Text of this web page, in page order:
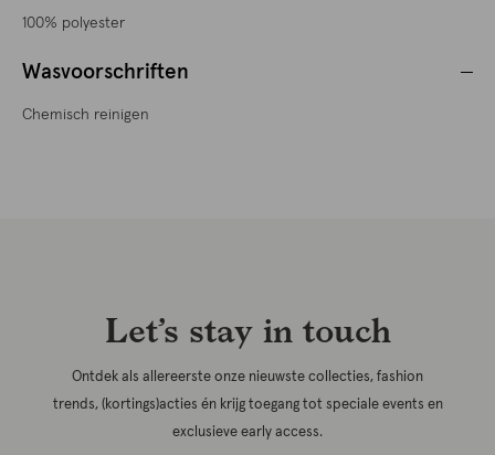
100% polyester
Wasvoorschriften
Chemisch reinigen
Let’s stay in touch
Ontdek als allereerste onze nieuwste collecties, fashion
trends, (kortings)acties én krijg toegang tot speciale events en
exclusieve early access.